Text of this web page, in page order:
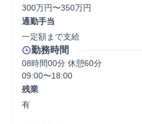
300万円〜350万円
通勤手当
一定額まで支給
勤務時間
08時間00分 休憩60分
09:00〜18:00
残業
有